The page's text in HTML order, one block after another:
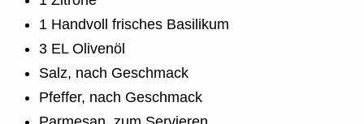
1 Handvoll frisches Basilikum
3 EL Olivenöl
Salz, nach Geschmack
Pfeffer, nach Geschmack